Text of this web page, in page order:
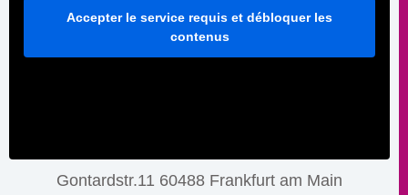
Accepter le service requis et débloquer les
contenus
Gontardstr.11 60488 Frankfurt am Main